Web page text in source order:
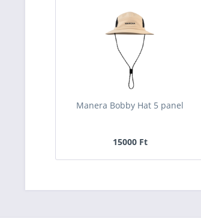
Manera Bobby Hat 5 panel
15000 Ft